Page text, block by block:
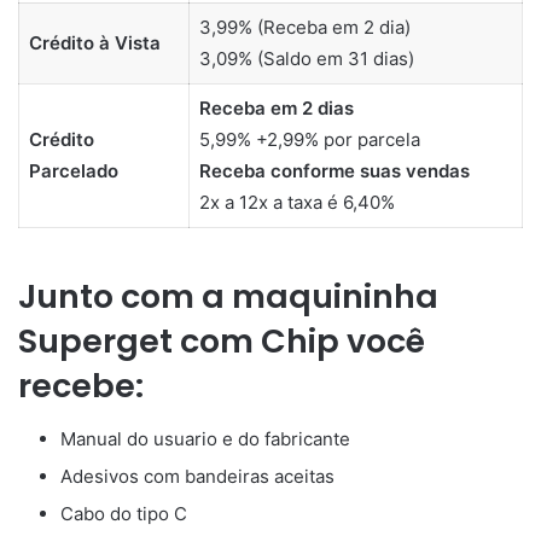
Crédito à Vista
3,99% (Receba em 2 dia)
3,09% (Saldo em 31 dias)
Crédito
Parcelado
Receba em 2 dias
5,99% +2,99% por parcela
Receba conforme suas vendas
2x a 12x a taxa é 6,40%
Junto com a maquininha
Superget com Chip você
recebe:
Manual do usuario e do fabricante
Adesivos com bandeiras aceitas
Cabo do tipo C